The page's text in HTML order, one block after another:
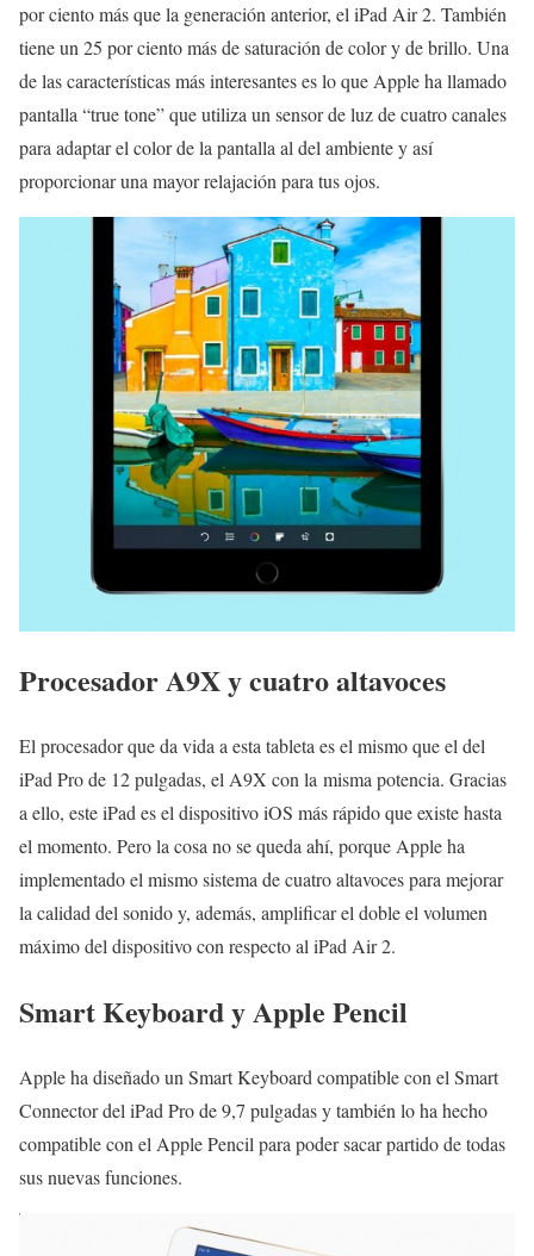
por ciento más que la generación anterior, el iPad Air 2. También
tiene un 25 por ciento más de saturación de color y de brillo. Una
de las características más interesantes es lo que Apple ha llamado
pantalla “true tone” que utiliza un sensor de luz de cuatro canales
para adaptar el color de la pantalla al del ambiente y así
proporcionar una mayor relajación para tus ojos.
Procesador A9X y cuatro altavoces
El procesador que da vida a esta tableta es el mismo que el del
iPad Pro de 12 pulgadas, el A9X con la misma potencia. Gracias
a ello, este iPad es el dispositivo iOS más rápido que existe hasta
el momento. Pero la cosa no se queda ahí, porque Apple ha
implementado el mismo sistema de cuatro altavoces para mejorar
la calidad del sonido y, además, amplificar el doble el volumen
máximo del dispositivo con respecto al iPad Air 2.
Smart Keyboard y Apple Pencil
Apple ha diseñado un Smart Keyboard compatible con el Smart
Connector del iPad Pro de 9,7 pulgadas y también lo ha hecho
compatible con el Apple Pencil para poder sacar partido de todas
sus nuevas funciones.